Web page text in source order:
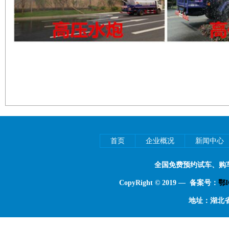
首页 企业概况 新闻中心
全国免费预约试车、购
CopyRight © 2019 — 备案号： 鄂
地址：湖北